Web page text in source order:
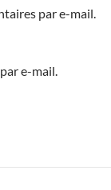
par e-mail.
e-mail.